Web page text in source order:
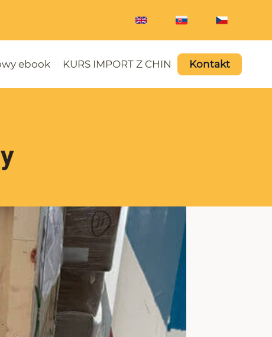
ebook KURS IMPORT Z CHIN Kontakt